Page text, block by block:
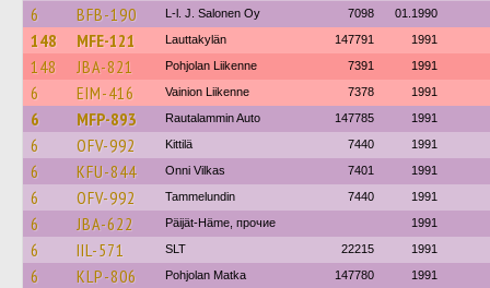
6 BFB-190 L-l. J. Salonen Oy 7098 01.1990
148 MFE-121 Lauttakylän 147791 1991
148 JBA-821 Pohjolan Liikenne 7391 1991
6 EIM-416 Vainion Liikenne 7378 1991
6 MFP-893 Rautalammin Auto 147785 1991
6 OFV-992 Kittilä 7440 1991
6 KFU-844 Onni Vilkas 7401 1991
6 OFV-992 Tammelundin 7440 1991
6 JBA-622 Päijät-Häme, прочие 1991
6 IIL-571 SLT 22215 1991
6 KLP-806 Pohjolan Matka 147780 1991